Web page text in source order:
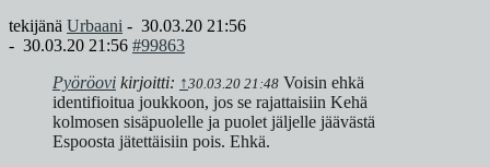
tekijänä Urbaani - 30.03.20 21:56
- 30.03.20 21:56 #99863
Pyöröovi kirjoitti: ↑30.03.20 21:48 Voisin ehkä
identifioitua joukkoon, jos se rajattaisiin Kehä
kolmosen sisäpuolelle ja puolet jäljelle jäävästä
Espoosta jätettäisiin pois. Ehkä.